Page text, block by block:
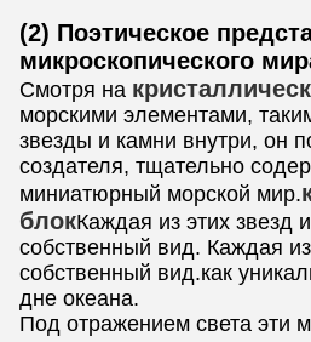
(2) Поэтическое
микроскопического
Смотря на
морскими элементами,
звезды и камни внутри, он
создателя, тщательно
миниатюрный морской мир.
блокКаждая из этих звезд
собственный вид. Каждая
собственный вид.как
дне океана.
Под отражением света эти